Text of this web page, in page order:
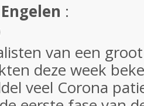
:
van een
deze week
veel Corona